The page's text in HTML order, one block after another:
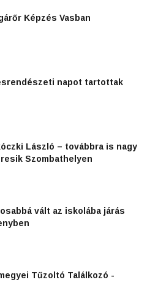
Képzés Vasban
napot tartottak
László – továbbra is nagy
Szombathelyen
vált az iskolába járás
Tűzoltó Találkozó -